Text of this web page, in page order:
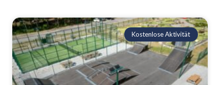
Kostenlose Aktivität